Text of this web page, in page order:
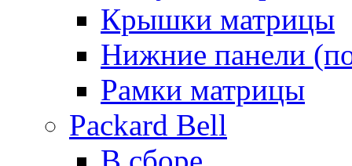
Крышки матрицы
Нижние панели
Рамки матрицы
Packard Bell